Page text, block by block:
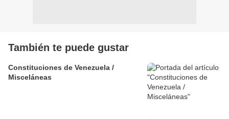
También te puede gustar
Constituciones de Venezuela /
Misceláneas